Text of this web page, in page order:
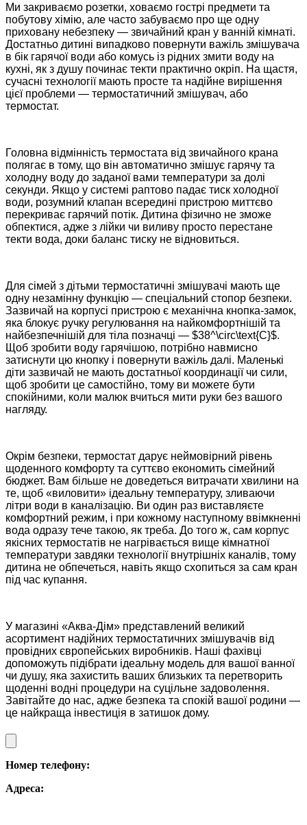
Ми закриваємо розетки, ховаємо гострі предмети та
побутову хімію, але часто забуваємо про ще одну
приховану небезпеку — звичайний кран у ванній кімнаті.
Достатньо дитині випадково повернути важіль змішувача
в бік гарячої води або комусь із рідних змити воду на
кухні, як з душу починає текти практично окріп. На щастя,
сучасні технології мають просте та надійне вирішення
цієї проблеми — термостатичний змішувач, або
термостат.
Головна відмінність термостата від звичайного крана
полягає в тому, що він автоматично змішує гарячу та
холодну воду до заданої вами температури за долі
секунди. Якщо у системі раптово падає тиск холодної
води, розумний клапан всередині пристрою миттєво
перекриває гарячий потік. Дитина фізично не зможе
обпектися, адже з лійки чи виливу просто перестане
текти вода, доки баланс тиску не відновиться.
Для сімей з дітьми термостатичні змішувачі мають ще
одну незамінну функцію — спеціальний стопор безпеки.
Зазвичай на корпусі пристрою є механічна кнопка-замок,
яка блокує ручку регулювання на найкомфортнішій та
найбезпечнішій для тіла позначці — $38^\circ\text{C}$.
Щоб зробити воду гарячішою, потрібно навмисно
затиснути цю кнопку і повернути важіль далі. Маленькі
діти зазвичай не мають достатньої координації чи сили,
щоб зробити це самостійно, тому ви можете бути
спокійними, коли малюк вчиться мити руки без вашого
нагляду.
Окрім безпеки, термостат дарує неймовірний рівень
щоденного комфорту та суттєво економить сімейний
бюджет. Вам більше не доведеться витрачати хвилини на
те, щоб «виловити» ідеальну температуру, зливаючи
літри води в каналізацію. Ви один раз виставляєте
комфортний режим, і при кожному наступному ввімкненні
вода одразу тече такою, як треба. До того ж, сам корпус
якісних термостатів не нагрівається вище кімнатної
температури завдяки технології внутрішніх каналів, тому
дитина не обпечеться, навіть якщо схопиться за сам кран
під час купання.
У магазині «Аква-Дім» представлений великий
асортимент надійних термостатичних змішувачів від
провідних європейських виробників. Наші фахівці
допоможуть підібрати ідеальну модель для вашої ванної
чи душу, яка захистить ваших близьких та перетворить
щоденні водні процедури на суцільне задоволення.
Завітайте до нас, адже безпека та спокій вашої родини —
це найкраща інвестиція в затишок дому.
Номер телефону:
Адреса: